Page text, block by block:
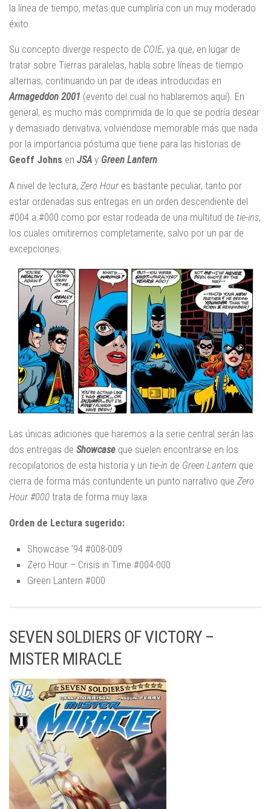
la línea de tiempo, metas que cumpliría con un muy moderado
éxito.
Su concepto diverge respecto de COIE, ya que, en lugar de
tratar sobre Tierras paralelas, habla sobre líneas de tiempo
alternas, continuando un par de ideas introducidas en
Armageddon 2001 (evento del cual no hablaremos aquí). En
general, es mucho más comprimida de lo que se podría desear
y demasiado derivativa, volviéndose memorable más que nada
por la importancia póstuma que tiene para las historias de
Geoff Johns en JSA y Green Lantern.
A nivel de lectura, Zero Hour es bastante peculiar, tanto por
estar ordenadas sus entregas en un orden descendiente del
#004 a #000 como por estar rodeada de una multitud de tie-ins,
los cuales omitiremos completamente, salvo por un par de
excepciones.
Las únicas adiciones que haremos a la serie central serán las
dos entregas de Showcase que suelen encontrarse en los
recopilatorios de esta historia y un tie-in de Green Lantern que
cierra de forma más contundente un punto narrativo que Zero
Hour #000 trata de forma muy laxa.
Orden de Lectura sugerido:
Showcase ’94 #008-009
Zero Hour – Crisis in Time #004-000
Green Lantern #000
SEVEN SOLDIERS OF VICTORY –
MISTER MIRACLE